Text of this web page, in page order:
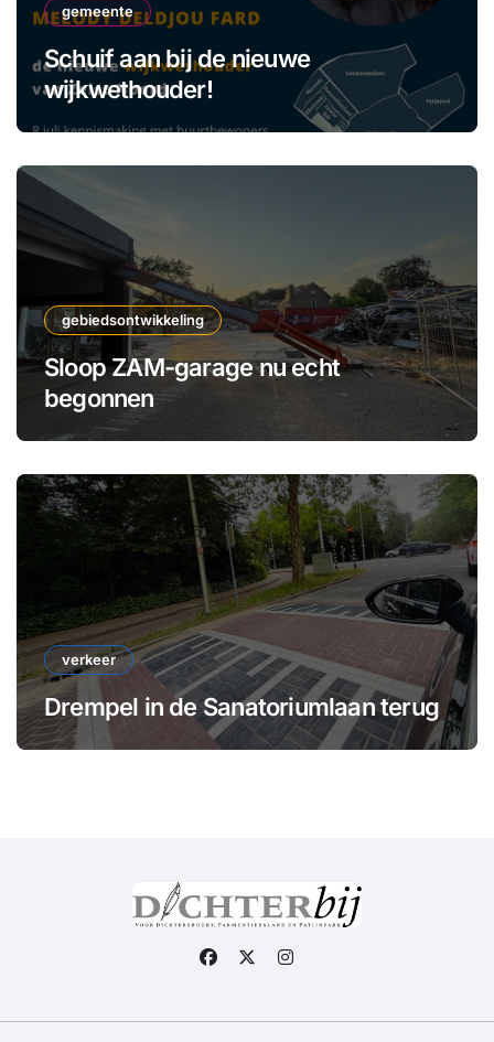
gemeente
Schuif aan bij de nieuwe
wijkwethouder!
gebiedsontwikkeling
Sloop ZAM-garage nu echt
begonnen
verkeer
Drempel in de Sanatoriumlaan terug